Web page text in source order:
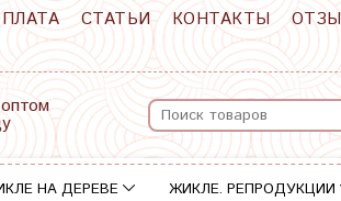
СТАТЬИ КОНТАКТЫ
НА ДЕРЕВЕ ЖИКЛЕ. РЕПРОДУКЦИИ